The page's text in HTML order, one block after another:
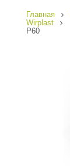
Главная
Wirplast
P60